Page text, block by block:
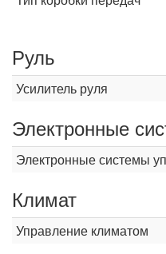
Руль
Усилитель руля
Электронные
Электронные системы
Климат
Управление климатом